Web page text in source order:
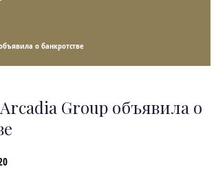
о банкротстве
Group объявила о